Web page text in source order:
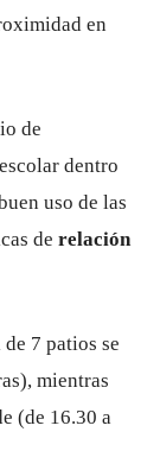
en
de
dentro
uso de las
de relación
7 patios se
mientras
(de 16.30 a